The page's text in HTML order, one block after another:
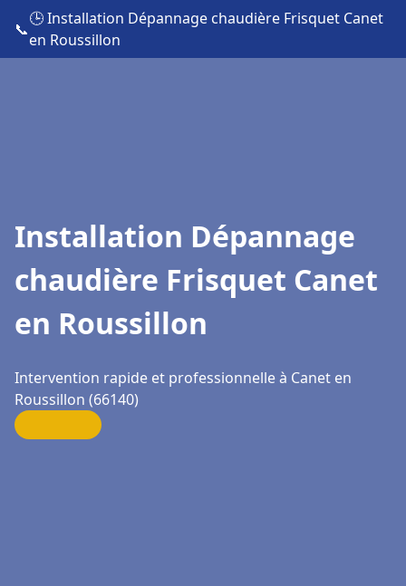
📞
🕒 Installation Dépannage chaudière Frisquet Canet
en Roussillon
Installation Dépannage
chaudière Frisquet Canet
en Roussillon
Intervention rapide et professionnelle à Canet en
Roussillon (66140)